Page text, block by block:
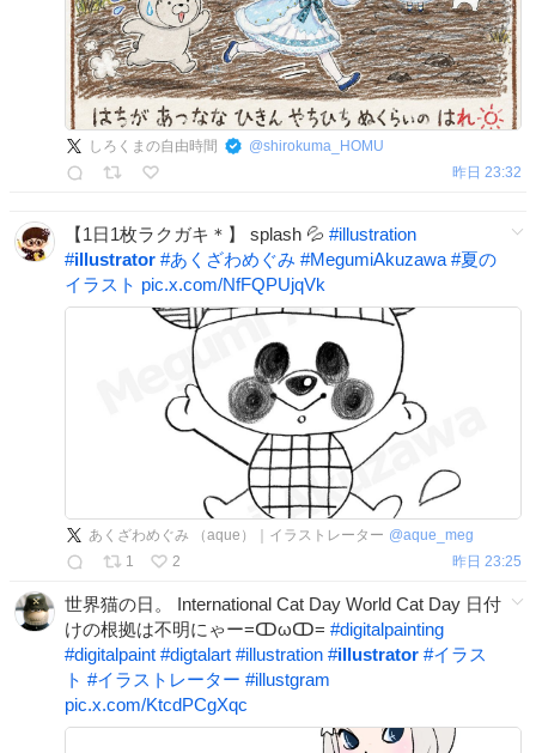
しろくまの自由時間 @shirokuma_HOMU
昨日 23:32
【1日1枚ラクガキ＊】 splash 💦 #illustration
#illustrator #あくざわめぐみ #MegumiAkuzawa #夏の
イラスト pic.x.com/NfFQPUjqVk
あくざわめぐみ （aque）｜イラストレーター @aque_meg
1
2 昨日 23:25
世界猫の日。 International Cat Day World Cat Day 日付
けの根拠は不明にゃー=ↀωↀ= #digitalpainting
#digitalpaint #digtalart #illustration #illustrator #イラス
ト #イラストレーター #illustgram
pic.x.com/KtcdPCgXqc